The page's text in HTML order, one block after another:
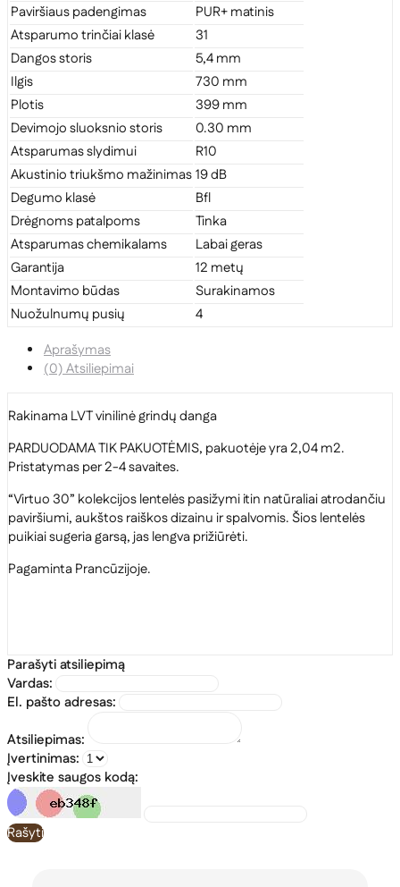
Paviršiaus padengimas
PUR+ matinis
Atsparumo trinčiai klasė
31
Dangos storis
5,4 mm
Ilgis
730 mm
Plotis
399 mm
Devimojo sluoksnio storis
0.30 mm
Atsparumas slydimui
R10
Akustinio triukšmo mažinimas19 dB
Degumo klasė
Bfl
Drėgnoms patalpoms
Tinka
Atsparumas chemikalams
Labai geras
Garantija
12 metų
Montavimo būdas
Surakinamos
Nuožulnumų pusių
4
Aprašymas
(0) Atsiliepimai
Rakinama LVT vinilinė grindų danga
PARDUODAMA TIK PAKUOTĖMIS, pakuotėje yra 2,04 m2.
Pristatymas per 2-4 savaites.
“Virtuo 30” kolekcijos lentelės pasižymi itin natūraliai atrodančiu
paviršiumi, aukštos raiškos dizainu ir spalvomis. Šios lentelės
puikiai sugeria garsą, jas lengva prižiūrėti.
Pagaminta Prancūzijoje.
Parašyti atsiliepimą
Vardas:
El. pašto adresas:
Atsiliepimas:
Įvertinimas:
Įveskite saugos kodą:
Rašyti